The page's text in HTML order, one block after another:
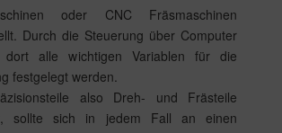
oder CNC Fräsmaschinen
Durch die Steuerung über Computer
dort alle wichtigen Variablen für die
festgelegt werden.
also Dreh- und Frästeile
sollte sich in jedem Fall an einen